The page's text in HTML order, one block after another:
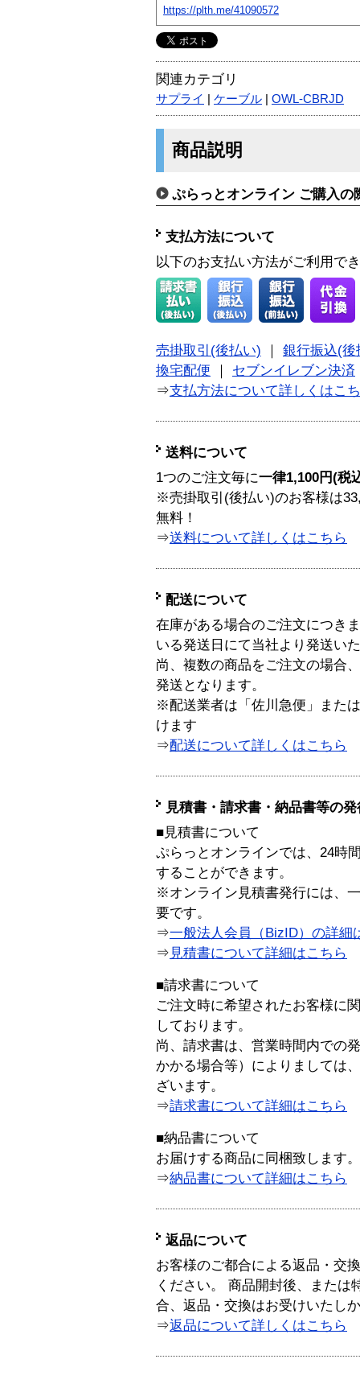
https://plth.me/41090572
関連カテゴリ
サプライ ケーブル OWL-CBRJD
商品説明
ぷらっとオンライン ご購入の
支払方法について
以下のお支払い方法がご利用で
売掛取引(後払い)
銀行振込(後
換宅配便
セブンイレブン決済
⇒支払方法について詳しくはこ
送料について
1つのご注文毎に一律1,100円(税
※売掛取引(後払い)のお客様は
無料！
⇒送料について詳しくはこちら
配送について
在庫がある場合のご注文につき
いる発送日にて当社より発送い
尚、複数の商品をご注文の場合
発送となります。
※配送業者は「佐川急便」また
けます
⇒配送について詳しくはこちら
見積書・請求書・納品書等の
■見積書について
ぷらっとオンラインでは、24時
することができます。
※オンライン見積書発行には、
要です。
⇒一般法人会員（BizID）の詳細
⇒ 見積書について詳細はこちら
■請求書について
ご注文時に希望されたお客様に
しております。
尚、請求書は、営業時間内での
かかる場合等）によりましては
ざいます。
⇒請求書について詳細はこちら
■納品書について
お届けする商品に同梱致します。
⇒納品書について詳細はこちら
返品について
お客様のご都合による返品・交
ください。 商品開封後、または
合、返品・交換はお受けいたし
⇒返品について詳しくはこちら